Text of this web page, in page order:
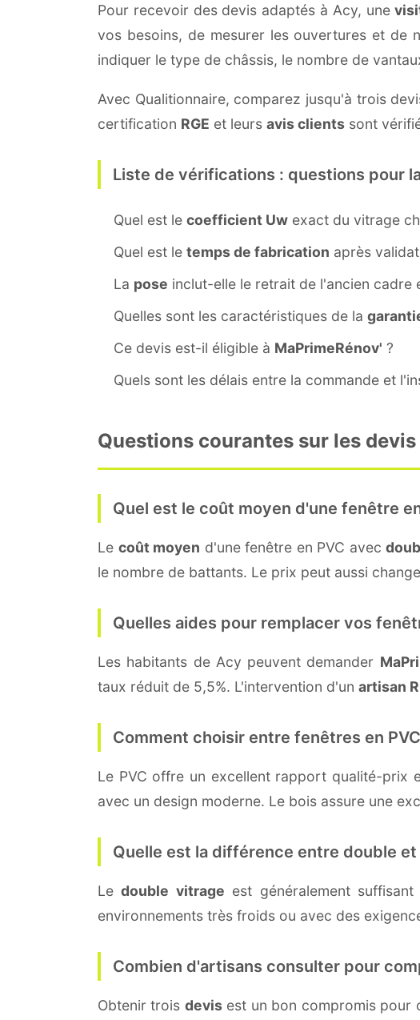
Pour recevoir des devis adaptés à Acy, une
vos besoins, de mesurer les ouvertures et
indiquer le type de châssis, le nombre de
Avec Qualitionnaire, comparez jusqu'à trois
certification RGE et leurs avis clients sont
Liste de vérifications : questions pour
Quel est le coefficient Uw exact du vitrage
Quel est le temps de fabrication après
La pose inclut-elle le retrait de l'ancien cadre
Quelles sont les caractéristiques de la
Ce devis est-il éligible à MaPrimeRénov' ?
Quels sont les délais entre la commande et
Questions courantes sur les
Quel est le coût moyen d'une fenêtre
Le coût moyen d'une fenêtre en PVC avec
le nombre de battants. Le prix peut aussi
Quelles aides pour remplacer vos
Les habitants de Acy peuvent demander
taux réduit de 5,5%. L'intervention d'un artisan
Comment choisir entre fenêtres en
Le PVC offre un excellent rapport qualité-prix
avec un design moderne. Le bois assure une
Quelle est la différence entre double
Ledouble vitrage est généralement
environnements très froids ou avec des
Combien d'artisans consulter pour
Obtenir trois devisest un bon compromis pour